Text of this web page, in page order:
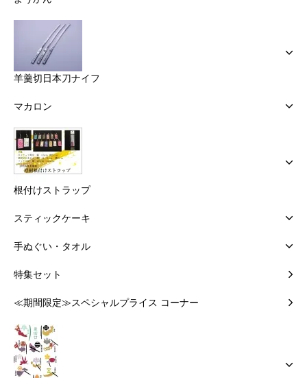
羊羹切日本刀ナイフ
マカロン
根付けストラップ
スティックケーキ
手ぬぐい・タオル
特集セット
≪期間限定≫スペシャルプライス コーナー